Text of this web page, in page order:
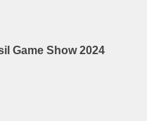
Game Show 2024